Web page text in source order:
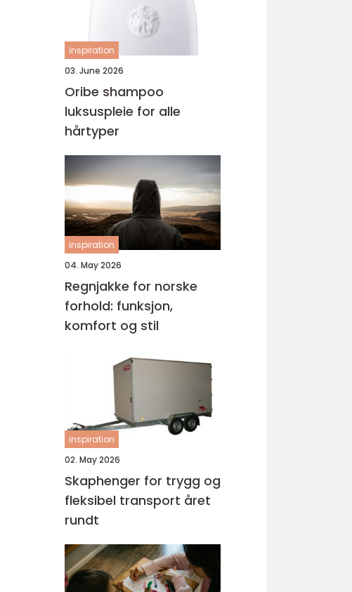
inspiration
03. June 2026
Oribe shampoo
luksuspleie for alle
hårtyper
inspiration
04. May 2026
Regnjakke for norske
forhold: funksjon,
komfort og stil
inspiration
02. May 2026
Skaphenger for trygg og
fleksibel transport året
rundt